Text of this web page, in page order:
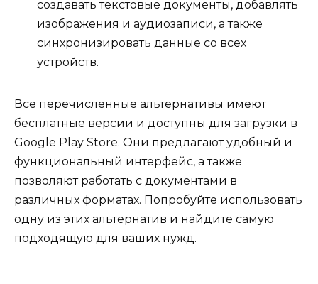
создавать текстовые документы, добавлять
изображения и аудиозаписи, а также
синхронизировать данные со всех
устройств.
Все перечисленные альтернативы имеют
бесплатные версии и доступны для загрузки в
Google Play Store. Они предлагают удобный и
функциональный интерфейс, а также
позволяют работать с документами в
различных форматах. Попробуйте использовать
одну из этих альтернатив и найдите самую
подходящую для ваших нужд.